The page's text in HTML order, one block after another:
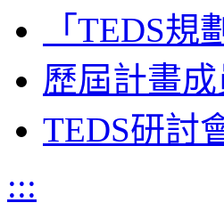
「TEDS
歷屆計畫成
TEDS研討
:::